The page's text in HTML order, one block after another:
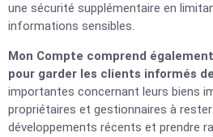
une sécurité supplémentaire en
informations sensibles.
Mon Compte comprend
pour garder les clients informés
importantes concernant leurs biens
propriétaires et gestionnaires à
développements récents et prendre